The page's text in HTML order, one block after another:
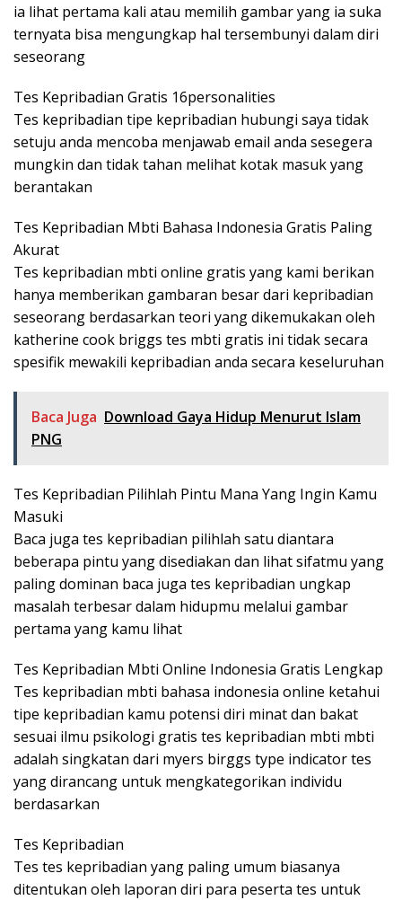
ia lihat pertama kali atau memilih gambar yang ia suka
ternyata bisa mengungkap hal tersembunyi dalam diri
seseorang
Tes Kepribadian Gratis 16personalities
Tes kepribadian tipe kepribadian hubungi saya tidak
setuju anda mencoba menjawab email anda sesegera
mungkin dan tidak tahan melihat kotak masuk yang
berantakan
Tes Kepribadian Mbti Bahasa Indonesia Gratis Paling
Akurat
Tes kepribadian mbti online gratis yang kami berikan
hanya memberikan gambaran besar dari kepribadian
seseorang berdasarkan teori yang dikemukakan oleh
katherine cook briggs tes mbti gratis ini tidak secara
spesifik mewakili kepribadian anda secara keseluruhan
Baca Juga Download Gaya Hidup Menurut Islam
PNG
Tes Kepribadian Pilihlah Pintu Mana Yang Ingin Kamu
Masuki
Baca juga tes kepribadian pilihlah satu diantara
beberapa pintu yang disediakan dan lihat sifatmu yang
paling dominan baca juga tes kepribadian ungkap
masalah terbesar dalam hidupmu melalui gambar
pertama yang kamu lihat
Tes Kepribadian Mbti Online Indonesia Gratis Lengkap
Tes kepribadian mbti bahasa indonesia online ketahui
tipe kepribadian kamu potensi diri minat dan bakat
sesuai ilmu psikologi gratis tes kepribadian mbti mbti
adalah singkatan dari myers birggs type indicator tes
yang dirancang untuk mengkategorikan individu
berdasarkan
Tes Kepribadian
Tes tes kepribadian yang paling umum biasanya
ditentukan oleh laporan diri para peserta tes untuk